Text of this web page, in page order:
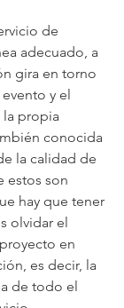
de
adecuado, a
gira en torno
y el
propia
conocida
la calidad de
estos son
hay que tener
olvidar el
en
es decir, la
de todo el